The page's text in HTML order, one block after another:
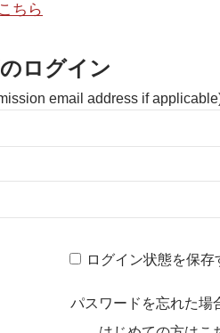
ちら
ログイン
email address if
ログイン状態を保存
パスワードを忘れた場